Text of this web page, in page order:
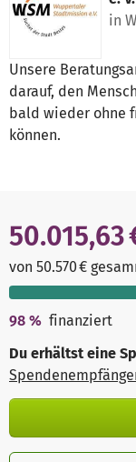
in
Unsere
darauf, den
bald wieder ohne
können.
50.015,63
von 50.570 €
98 % finanziert
Du erhältst eine